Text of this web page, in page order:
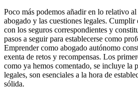
Poco más podemos añadir en lo relativo
abogado y las cuestiones legales.
con los seguros correspondientes y
pasos a seguir para establecerse como
Emprender como abogado autónomo
exenta de retos y recompensas. Los
como ya hemos comentado, se incluye la
legales, son esenciales a la hora de
sólida.